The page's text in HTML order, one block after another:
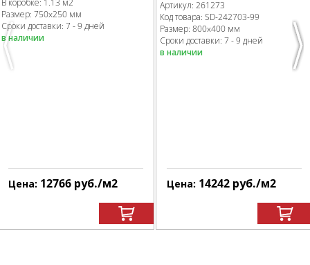
Previous
В коробке: 1.13 м2
Размер: 750x250 мм
Сроки доставки: 7 - 9 дней
в наличии
Цена: 12766 руб./м2
Артикул: 261273
Код товара: SD-242703-99
Размер: 800x400 мм
Сроки доставки: 7 - 9 дней
в наличии
Цена: 14242 руб./м2